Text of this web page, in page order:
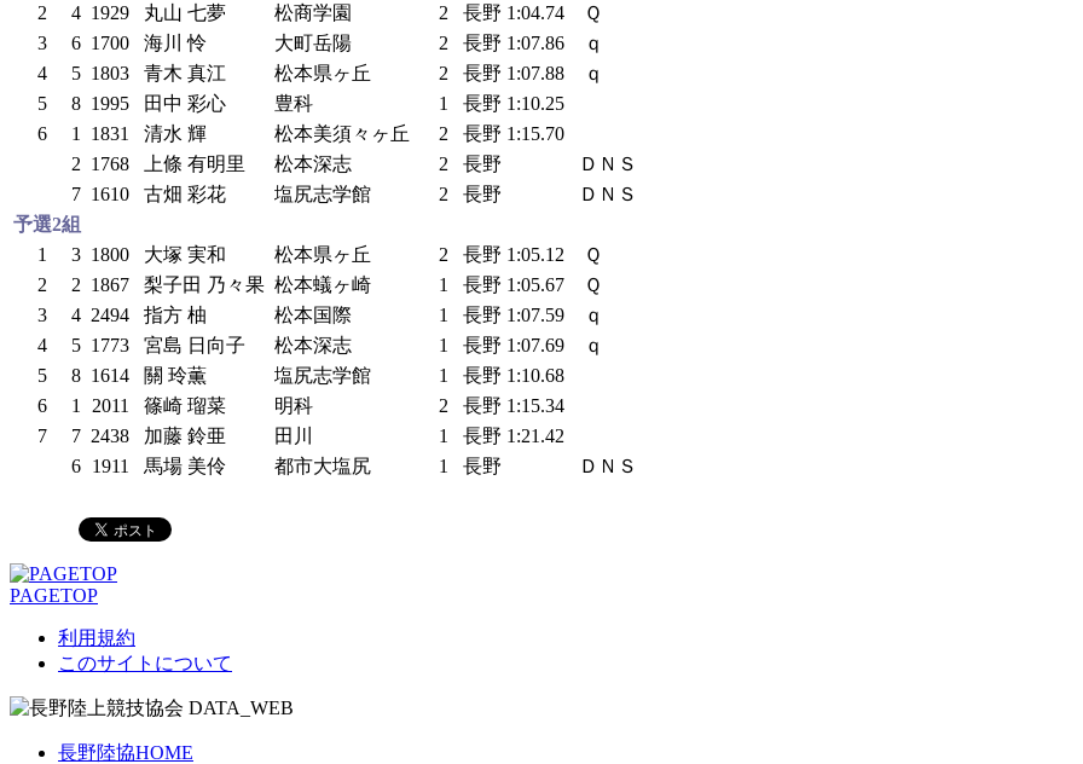
2
4 1929 丸山 七夢 松商学園 2 長野 1:04.74
Ｑ
3
6 1700 海川 怜 大町岳陽 2 長野 1:07.86
ｑ
4
5 1803 青木 真江 松本県ヶ丘 2 長野 1:07.88
ｑ
5
8 1995 田中 彩心 豊科 1 長野 1:10.25
6
1 1831 清水 輝 松本美須々ヶ丘 2 長野 1:15.70
2 1768 上條 有明里 松本深志 2 長野
ＤＮＳ
7 1610 古畑 彩花 塩尻志学館 2 長野
ＤＮＳ
予選2組
1
3 1800 大塚 実和 松本県ヶ丘 2 長野 1:05.12
Ｑ
2
2 1867 梨子田 乃々果 松本蟻ヶ崎 1 長野 1:05.67
Ｑ
3
4 2494 指方 柚 松本国際 1 長野 1:07.59
ｑ
4
5 1773 宮島 日向子 松本深志 1 長野 1:07.69
ｑ
5
8 1614 關 玲薫 塩尻志学館 1 長野 1:10.68
6
1 2011 篠崎 瑠菜 明科 2 長野 1:15.34
7
7 2438 加藤 鈴亜 田川 1 長野 1:21.42
6 1911 馬場 美伶 都市大塩尻 1 長野 ＤＮＳ
PAGETOP
利用規約
このサイトについて
長野陸協HOME